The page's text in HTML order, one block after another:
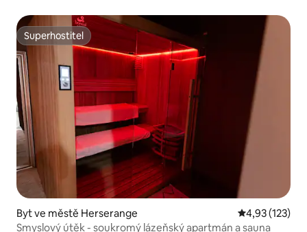
Superhostitel
Superhostitel
Byt ve městě Herserange Průměrné
4,93 (123)
Smyslový útěk - soukromý lázeňský apartmán a sauna